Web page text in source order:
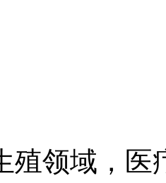
领域，医